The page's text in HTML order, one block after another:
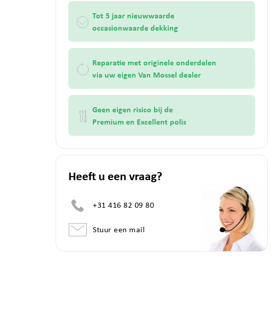
Tot 5 jaar nieuwwaarde
occasionwaarde dekking
Reparatie met originele onderdelen
via uw eigen Van Mossel dealer
Geen eigen risico bij de
Premium en Excellent polis
Heeft u een vraag?
+31 416 82 09 80
Stuur een mail